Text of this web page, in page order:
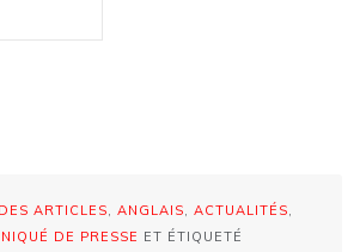
DES ARTICLES ANGLAIS ACTUALITÉS
DE PRESSE ET ÉTIQUETÉ